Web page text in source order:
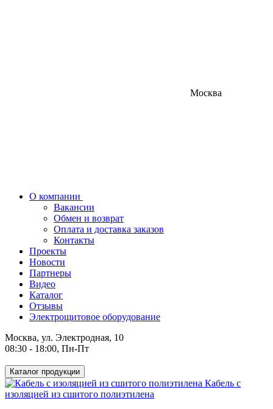
Москва
О компании
Вакансии
Обмен и возврат
Оплата и доставка заказов
Контакты
Проекты
Новости
Партнеры
Видео
Каталог
Отзывы
Электрощитовое оборудование
Москва, ул. Электродная, 10
08:30 - 18:00, Пн-Пт
Каталог продукции
Кабель с
изоляцией из сшитого полиэтилена